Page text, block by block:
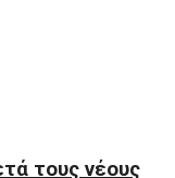
τους νέους